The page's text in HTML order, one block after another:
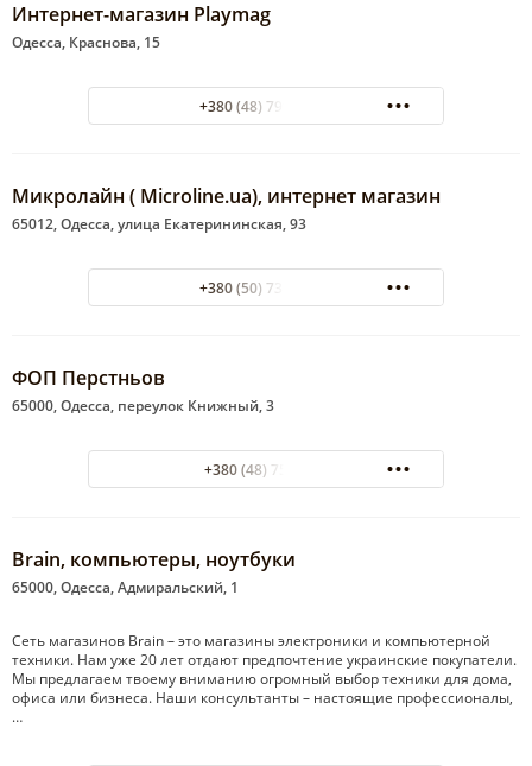
Интернет-магазин Playmag
Одесса, Краснова, 15
+380 (48) 799-08-18
Микролайн ( Microline.ua), интернет магазин
65012, Одесса, улица Екатерининская, 93
+380 (50) 738-02-22
ФОП Перстньов
65000, Одесса, переулок Книжный, 3
+380 (48) 7594558
Brain, компьютеры, ноутбуки
65000, Одесса, Адмиральский, 1
Cеть магазинов Brain – это магазины электроники и компьютерной
техники. Нам уже 20 лет отдают предпочтение украинские покупатели.
Мы предлагаем твоему вниманию огромный выбор техники для дома,
офиса или бизнеса. Наши консультанты – настоящие профессионалы,
…